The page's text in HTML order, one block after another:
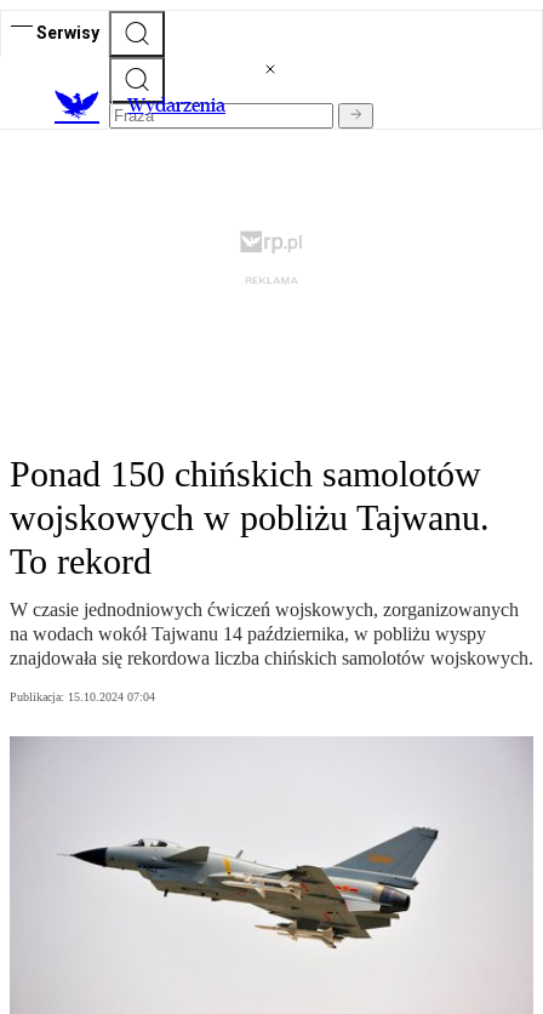
Serwisy
Wydarzenia
Ponad 150 chińskich samolotów
wojskowych w pobliżu Tajwanu.
To rekord
W czasie jednodniowych ćwiczeń wojskowych, zorganizowanych
na wodach wokół Tajwanu 14 października, w pobliżu wyspy
znajdowała się rekordowa liczba chińskich samolotów wojskowych.
Publikacja: 15.10.2024 07:04